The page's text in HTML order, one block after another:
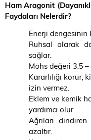
Ham Aragonit
Faydaları Nelerdir?
Enerji dengesinin
Ruhsal olarak
sağlar.
Mohs değeri 3,5
Kararlılığı korur,
izin vermez.
Eklem ve kemik
yardımcı olur.
Ağrıları
azaltır.